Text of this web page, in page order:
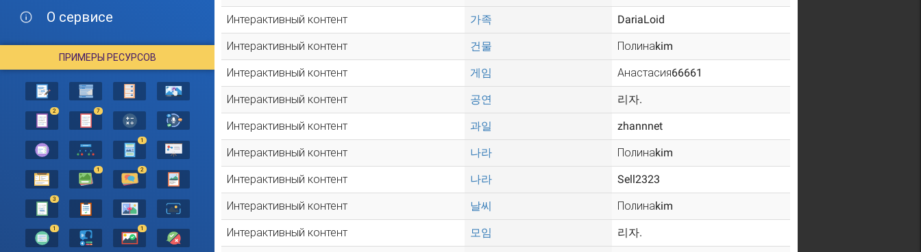
О сервисе
ПРИМЕРЫ РЕСУРСОВ
2 7
1
1 2
3
1 1
Интерактивный контент 가족 DariaLoid
Интерактивный контент 건물 Полинаkim
Интерактивный контент 게임 Анастасия66661
Интерактивный контент 공연 리자.
Интерактивный контент 과일 zhannnet
Интерактивный контент 나라 Полинаkim
Интерактивный контент 나라 Sell2323
Интерактивный контент 날씨 Полинаkim
Интерактивный контент 모임 리자.